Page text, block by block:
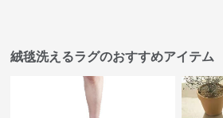
絨毯洗えるラグのおすすめアイテム